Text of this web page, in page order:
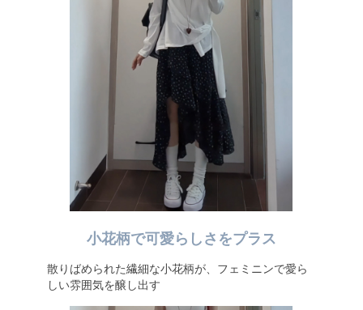
小花柄で可愛らしさをプラス
散りばめられた繊細な小花柄が、フェミニンで愛ら
しい雰囲気を醸し出す